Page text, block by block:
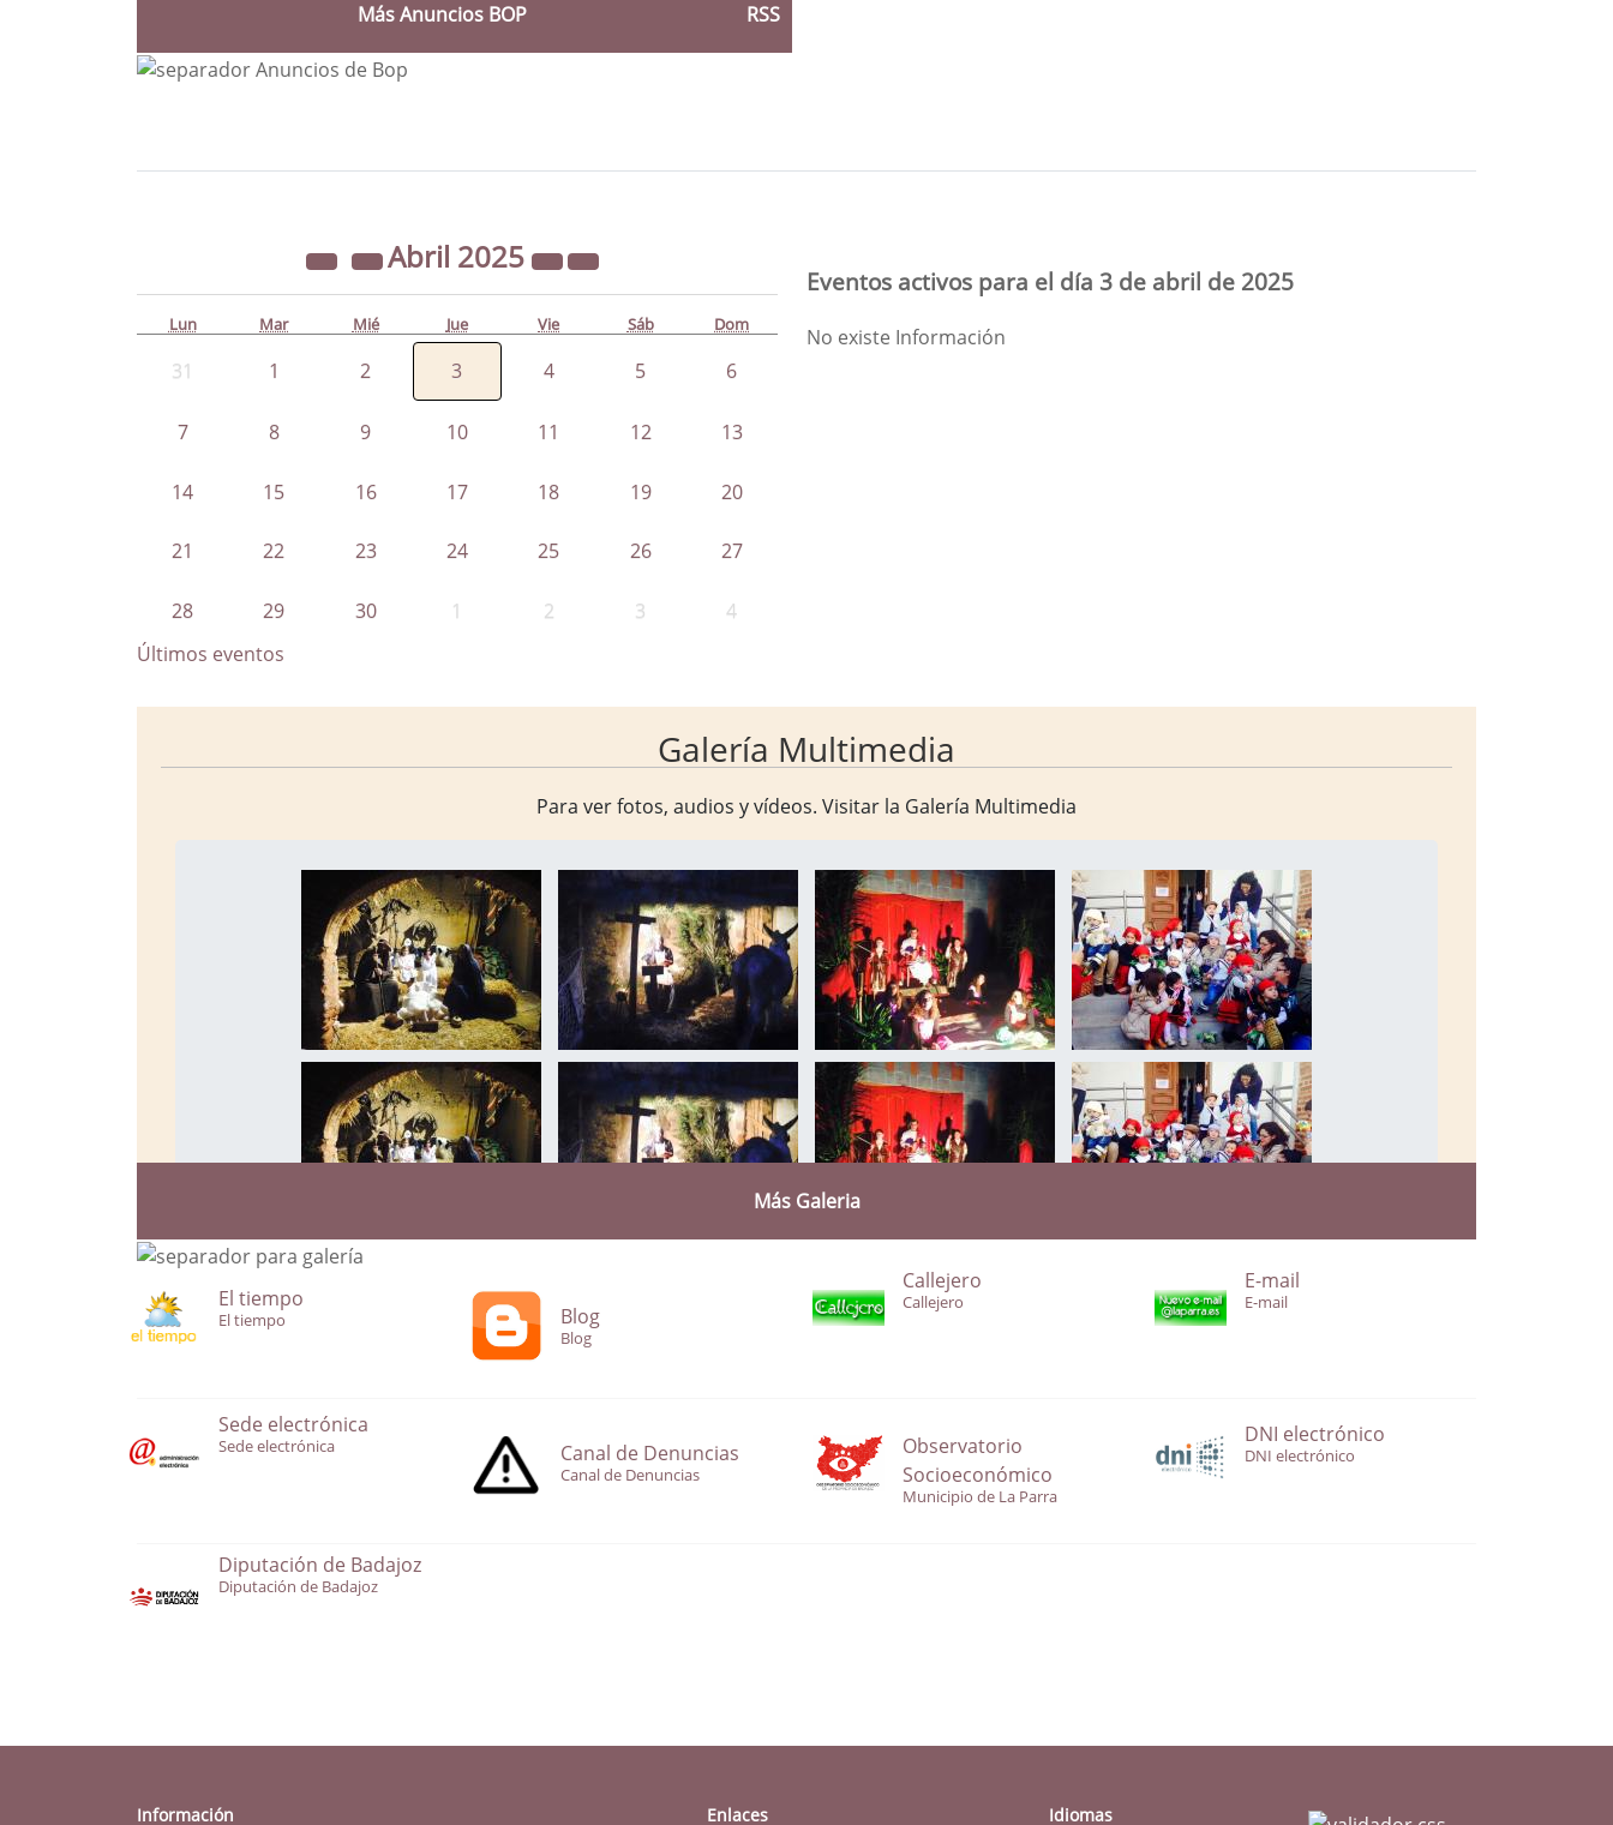
Más Anuncios BOP RSS
Abril 2025
Lun Mar Mié Jue Vie Sáb Dom
31 1 2 3 4 5 6
7 8 9 10 11 12 13
14 15 16 17 18 19 20
21 22 23 24 25 26 27
28 29 30 1 2 3 4
Eventos activos para el día 3 de abril de 2025
No existe Información
Últimos eventos
Galería Multimedia
Para ver fotos, audios y vídeos. Visitar la Galería Multimedia
Más Galeria
El tiempo
El tiempo Blog
Blog
Callejero
Callejero
E-mail
E-mail
Sede electrónica
Sede electrónica Canal de Denuncias
Canal de Denuncias
Observatorio
Socioeconómico
Municipio de La Parra
DNI electrónico
DNI electrónico
Diputación de Badajoz
Diputación de Badajoz
Información Enlaces Idiomas